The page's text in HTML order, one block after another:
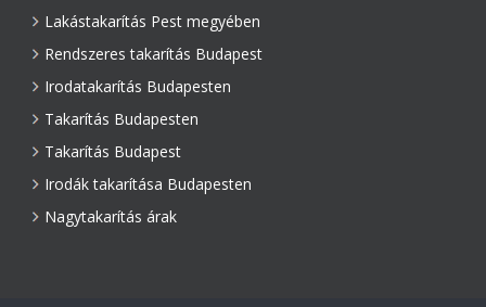
Lakástakarítás Pest megyében
Rendszeres takarítás Budapest
Irodatakarítás Budapesten
Takarítás Budapesten
Takarítás Budapest
Irodák takarítása Budapesten
Nagytakarítás árak